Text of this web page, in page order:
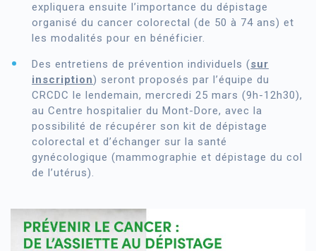
expliquera ensuite l’importance du dépistage
organisé du cancer colorectal (de 50 à 74 ans) et
les modalités pour en bénéficier.
Des entretiens de prévention individuels (sur
inscription) seront proposés par l’équipe du
CRCDC le lendemain, mercredi 25 mars (9h-12h30),
au Centre hospitalier du Mont-Dore, avec la
possibilité de récupérer son kit de dépistage
colorectal et d’échanger sur la santé
gynécologique (mammographie et dépistage du col
de l’utérus).